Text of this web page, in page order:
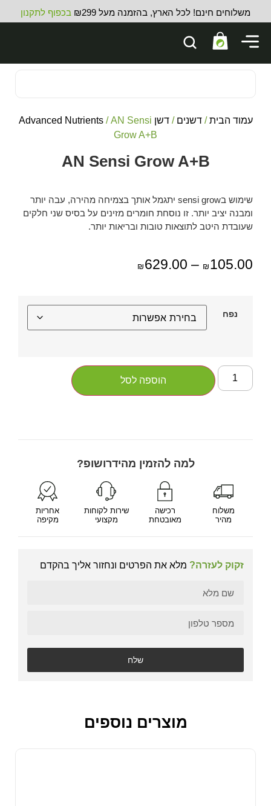
משלוחים חינם! לכל הארץ, בהזמנה מעל ₪299 בכפוף לתקנון
עמוד הבית/דשנים /דשן Advanced Nutrients / AN Sensi
Grow A+B
AN Sensi Grow A+B
שימוש בsensi grow יתגמל אותך בצמיחה מהירה, עבה יותר
ומבנה יציב יותר. זו נוסחת חומרים מזינים על בסיס שני חלקים
שעובדת היטב לתוצאות טובות ובריאות יותר.
₪ 105.00
–
₪ 629.00
נפח
הוספה לסל
למה להזמין מהידרושופ?
משלוח
מהיר
רכישה
מאובטחת
שירות לקוחות
מקצועי
אחריות
מקיפה
זקוק לעזרה? מלא את הפרטים ונחזור אליך בהקדם
שלח
מוצרים נוספים